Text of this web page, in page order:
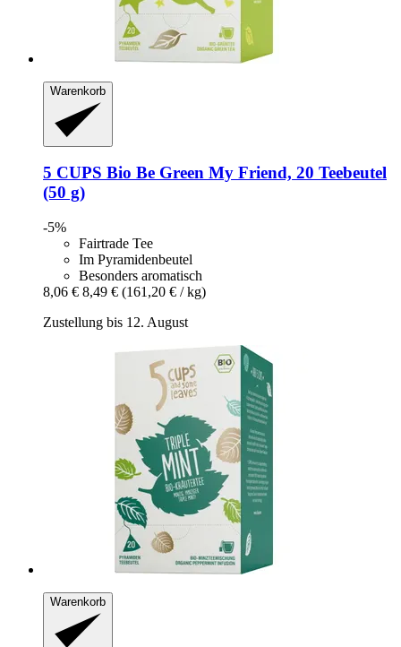
Warenkorb
5 CUPS Bio Be Green My Friend, 20 Teebeutel
(50 g)
-5%
Fairtrade Tee
Im Pyramidenbeutel
Besonders aromatisch
8,06 € 8,49 € (161,20 € / kg)
Zustellung bis 12. August
Warenkorb